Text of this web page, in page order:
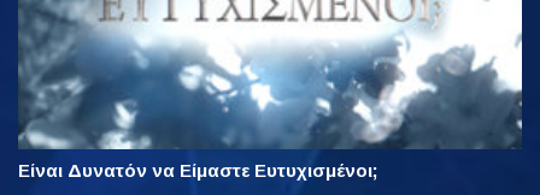
Είναι Δυνατόν να Είμαστε Ευτυχισμένοι;